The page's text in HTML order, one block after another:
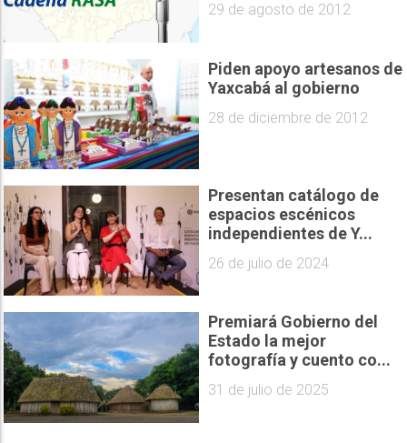
29 de agosto de 2012
Piden apoyo artesanos de
Yaxcabá al gobierno
28 de diciembre de 2012
Presentan catálogo de
espacios escénicos
independientes de Y...
26 de julio de 2024
Premiará Gobierno del
Estado la mejor
fotografía y cuento co...
31 de julio de 2025